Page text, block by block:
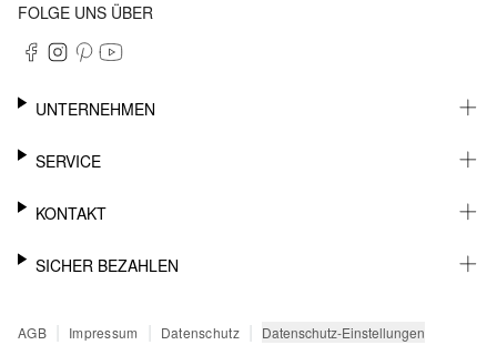
FOLGE UNS ÜBER
UNTERNEHMEN
KARRIERE
BARRIEREFREIHEIT
SERVICE
WHATSAPP
MEIN KONTO
SENDUNGSVERFOLGUNG
KONTAKT
SUPPORT
SICHER BEZAHLEN
PAYPAL
AGB | Impressum | Datenschutz | Datenschutz-Einstellungen